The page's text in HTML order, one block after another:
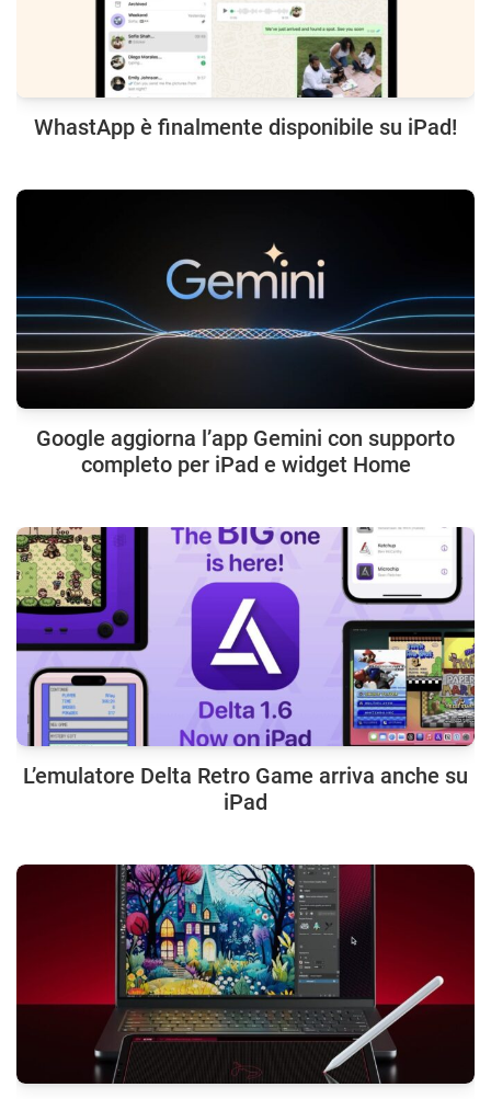
WhastApp è finalmente disponibile su iPad!
Google aggiorna l’app Gemini con supporto
completo per iPad e widget Home
L’emulatore Delta Retro Game arriva anche su
iPad